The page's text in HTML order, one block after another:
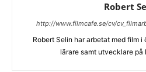
Robert
http://www.filmcafe.se/cv/
Robert Selin har arbetat med film
lärare samt utvecklare på